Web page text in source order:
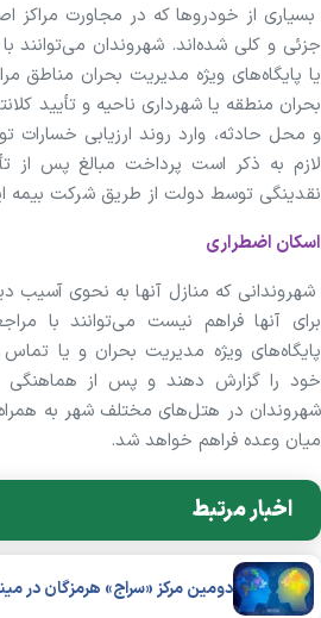
بسیاری از خودرو‌ها که در مجاورت مراکز
جزئی و کلی شده‌اند. شهروندان می‌توانند
یا پایگاه‌های ویژه مدیریت بحران مناطق
بحران منطقه یا شهرداری ناحیه و تأیید
و محل حادثه، وارد روند ارزیابی خسارات
لازم به ذکر است پرداخت مبالغ پس از
نقدینگی توسط دولت از طریق شرکت بیمه
اسکان اضطراری
شهروندانی که منازل آنها به نحوی آسیب
برای آنها فراهم نیست می‌توانند با
خود را گزارش دهند و پس از هماهنگی
شهروندان در هتل‌های مختلف شهر به همراه
میان وعده فراهم خواهد شد.
اخبار مرتبط
دومین مرکز «سراج» هرمزگان در